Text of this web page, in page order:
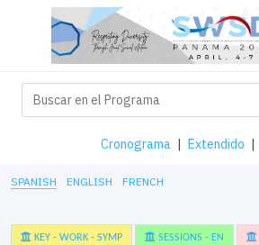
Cronograma | Extendido |
SPANISH ENGLISH FRENCH
KEY - WORK - SYMP SESSIONS - EN